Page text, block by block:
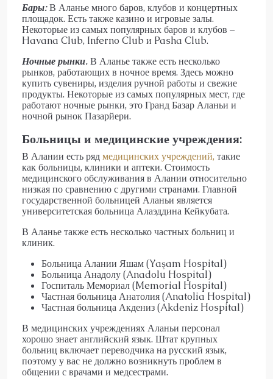
Бары:В Аланье много баров, клубов и концертных
площадок. Есть также казино и игровые залы.
Некоторые из самых популярных баров и клубов –
Havana Club, Inferno Club и Pasha Club.
Ночные рынки.В Аланье также есть несколько
рынков, работающих в ночное время. Здесь можно
купить сувениры, изделия ручной работы и свежие
продукты. Некоторые из самых популярных мест, где
работают ночные рынки, это Гранд Базар Аланьи и
ночной рынок Пазарйери.
Больницы и медицинские учреждения:
В Алании есть рядмедицинских учреждений, такие
как больницы, клиники и аптеки. Стоимость
медицинского обслуживания в Алании относительно
низкая по сравнению с другими странами. Главной
государственной больницей Аланьи является
университетская больница Алаэддина Кейкубата.
В Аланье также есть несколько частных больниц и
клиник.
Больница Алании Яшам (Yaşam Hospital)
Больница Анадолу (Anadolu Hospital)
Госпиталь Мемориал (Memorial Hospital)
Частная больница Анатолия (Anatolia Hospital)
Частная больница Акдениз (Akdeniz Hospital)
В медицинских учреждениях Аланьи персонал
хорошо знает английский язык. Штат крупных
больниц включает переводчика на русский язык,
поэтому у вас не должно возникнуть проблем в
общении с врачами и медсестрами.